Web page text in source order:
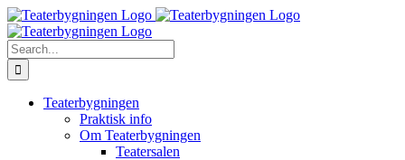
Skip
to
content
Facebook
Instagram
Search
for:
Teaterbygningen
Praktisk info
Om Teaterbygningen
Teatersalen